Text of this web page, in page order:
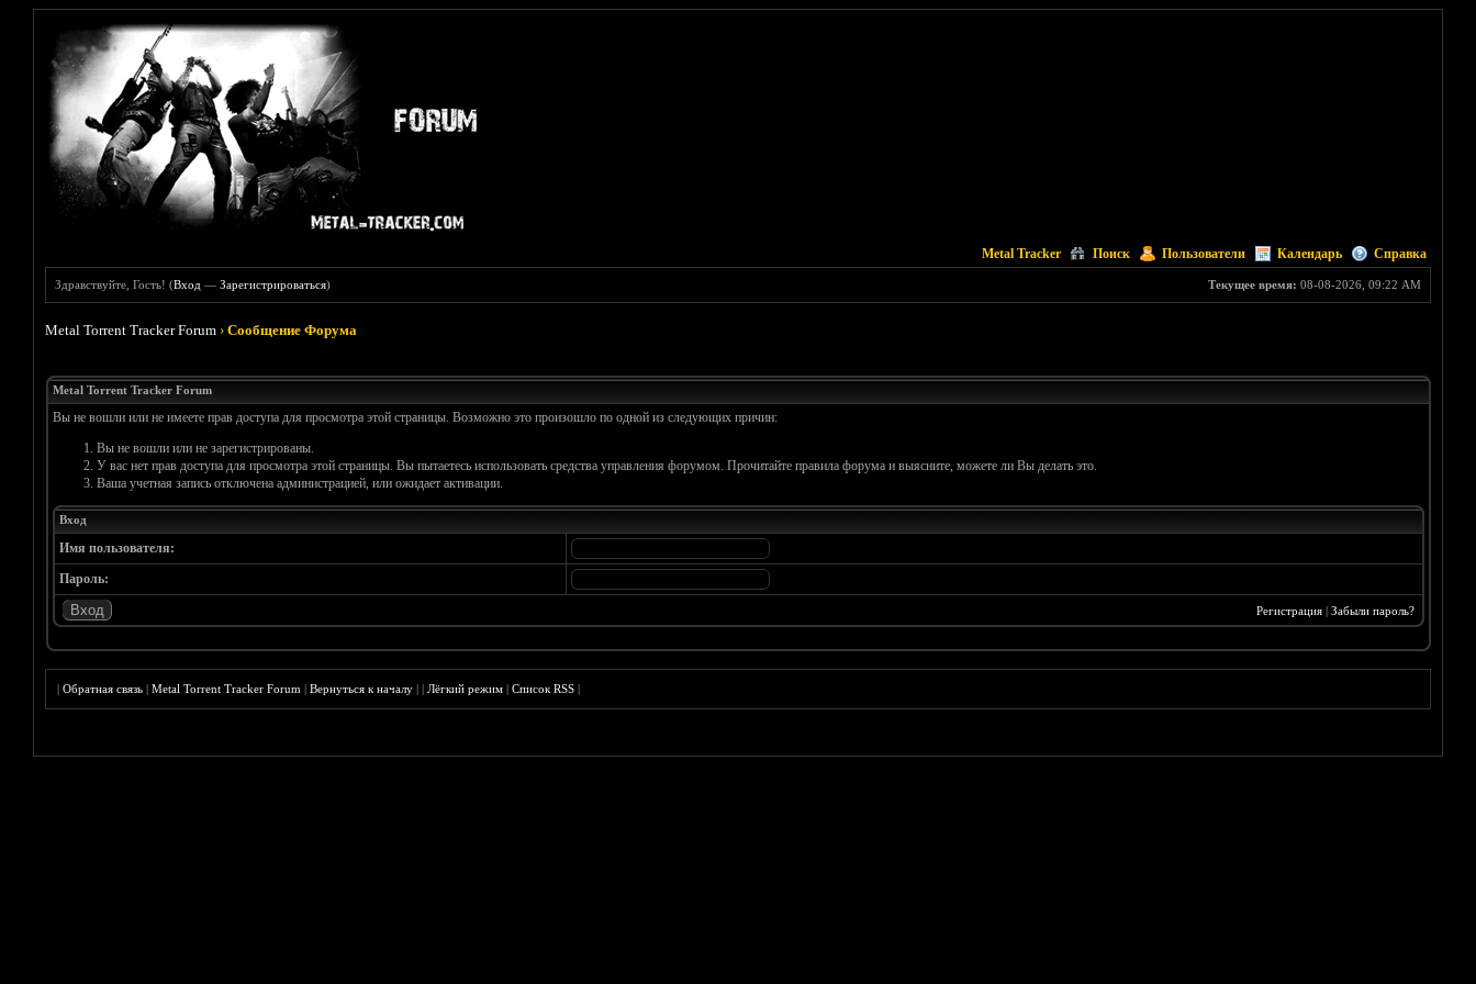
Metal Tracker Поиск Пользователи Календарь Справка
Текущее время: 08-08-2026, 09:22 AM
Здравствуйте, Гость! (Вход —Зарегистрироваться)
Metal Torrent Tracker Forum ›Сообщение Форума
Metal Torrent Tracker Forum
Вы не вошли или не имеете прав доступа для просмотра этой страницы. Возможно это произошло по одной из следующих причин:
Вы не вошли или не зарегистрированы.
У вас нет прав доступа для просмотра этой страницы. Вы пытаетесь использовать средства управления форумом. Прочитайте правила форума и выясните, можете ли Вы делать это.
Ваша учетная запись отключена администрацией, или ожидает активации.
Вход
Имя пользователя:
Пароль:
Регистрация| Забыли пароль?
|Обратная связь |Metal Torrent Tracker Forum |Вернуться к началу ||Лёгкий режим |Список RSS |